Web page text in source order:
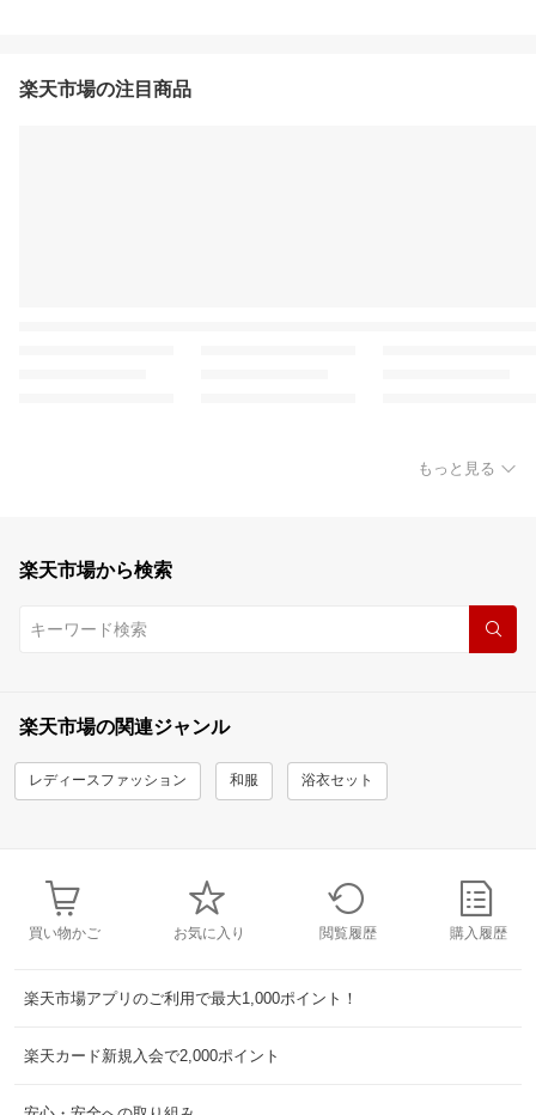
楽天市場の注目商品
もっと見る
楽天市場から検索
楽天市場の関連ジャンル
レディースファッション 和服 浴衣セット
買い物かご お気に入り 閲覧履歴 購入履歴
楽天市場アプリのご利用で最大1,000ポイント！
楽天カード新規入会で2,000ポイント